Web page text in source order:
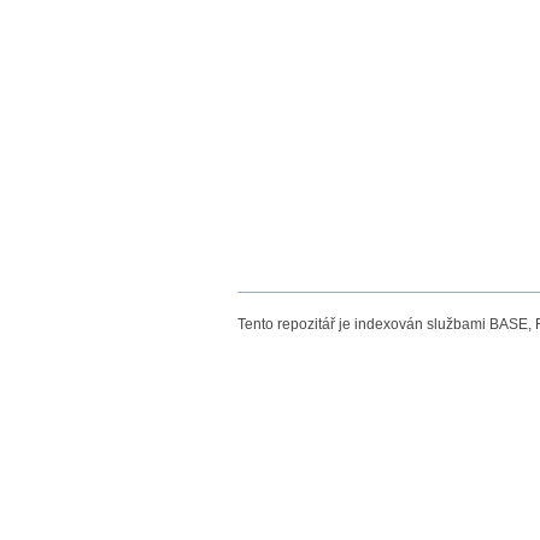
Tento repozitář je indexován službami BASE,